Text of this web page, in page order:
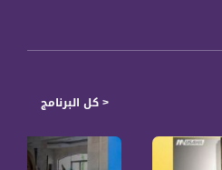
< كل البرنامج